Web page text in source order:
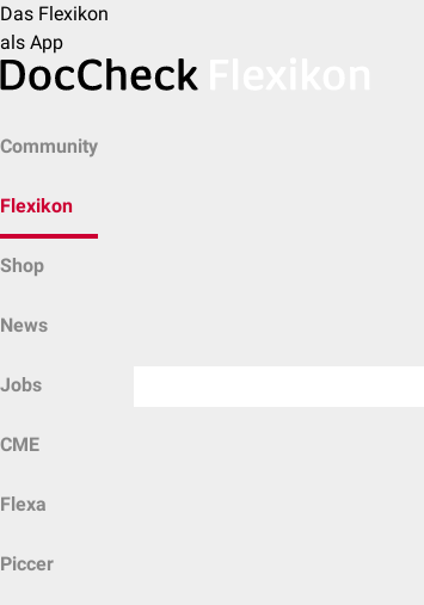
Das Flexikon
als App
Community
Flexikon
Shop
News
Jobs
CME
Flexa
Piccer